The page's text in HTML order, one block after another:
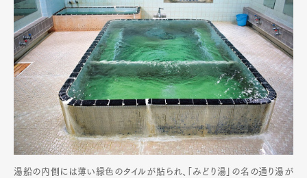
湯船の内側には薄い緑色のタイルが貼られ、「みどり湯」の名の通り湯が